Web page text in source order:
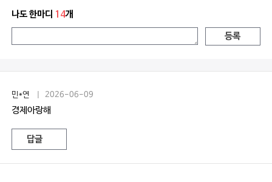
나도 한마디 14개
등록
민*연 | 2026-06-09
경제아랑해
답글